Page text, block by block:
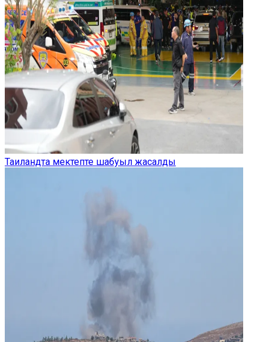
Таиландта мектепте шабуыл жасалды